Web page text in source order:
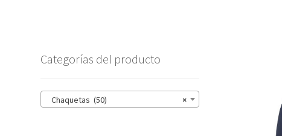
Categorías del producto
×
Chaquetas (50)